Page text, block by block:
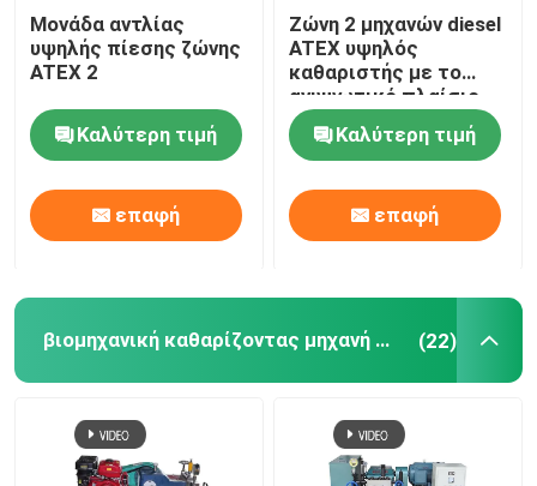
Μονάδα αντλίας
υψηλής πίεσης ζώνης
ATEX 2
Καλύτερη τιμή
επαφή
Ζώνη 2 μηχανών diesel
ATEX υψηλός
καθαριστής με το
ανυψωτικό πλαίσιο
DNV explosionproof
Καλύτερη τιμή
επαφή
βιομηχανική καθαρίζοντας μηχανή προβολών ύδατος (22)